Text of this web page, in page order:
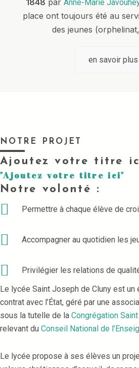
Anne-Marie
place ont toujours été au
des jeunes
en savoir plus
NOTRE PROJET
Ajoutez votre titre
"Ajoutez votre titre ici"
Notre volonté :
Permettre à chaque élève de
Accompagner au quotidien les
Privilégier les relations de
Le lycée Saint Joseph de Cluny est
contrat avec l’État, géré par une
sous la tutelle de la Congrégation
relevant du Conseil National de
Le lycée propose à ses élèves un